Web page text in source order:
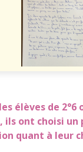
élèves de
ont choisi un
quant à leur